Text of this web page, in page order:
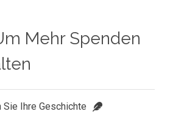
Mehr Spenden
Sie Ihre Geschichte